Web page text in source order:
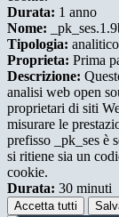
Durata: 1 anno
Nome:
Tipologia: analitico
Proprieta: Prima
Descrizione:
analisi web open
proprietari di siti
misurare le
prefisso _pk_ses è
si ritiene sia un
cookie.
Durata: 30 minuti
Accetta tutti